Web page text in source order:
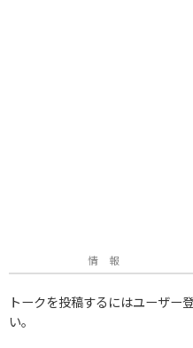
情 報
トークを投稿するにはユーザー
い。